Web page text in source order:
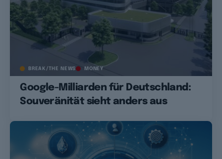
BREAK/THE NEWS MONEY
Google-Milliarden für Deutschland:
Souveränität sieht anders aus